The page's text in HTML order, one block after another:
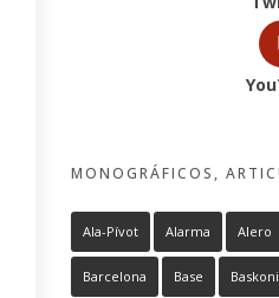
MONOGRÁFICOS,
Ala-Pívot Alarma Alero
Barcelona Base